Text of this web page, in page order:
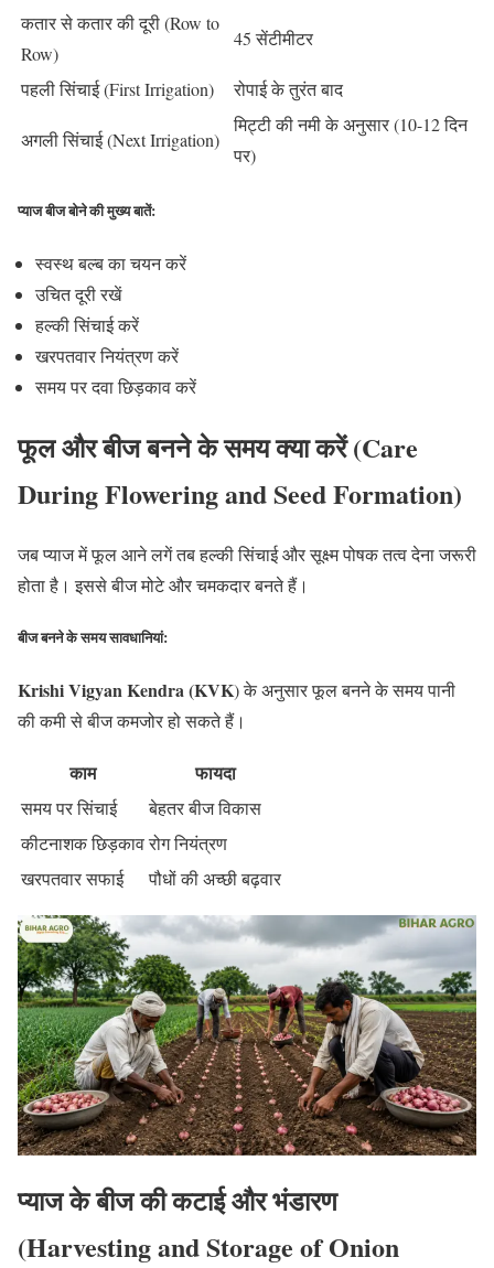
कतार से कतार की दूरी (Row to
Row)
45 सेंटीमीटर
पहली सिंचाई (First Irrigation) रोपाई के तुरंत बाद
अगली सिंचाई (Next Irrigation)
मिट्टी की नमी के अनुसार (10-12 दिन
पर)
प्याज बीज बोने की मुख्य बातें:
स्वस्थ बल्ब का चयन करें
उचित दूरी रखें
हल्की सिंचाई करें
खरपतवार नियंत्रण करें
समय पर दवा छिड़काव करें
फूल और बीज बनने के समय क्या करें (Care
During Flowering and Seed Formation)
जब प्याज में फूल आने लगें तब हल्की सिंचाई और सूक्ष्म पोषक तत्व देना जरूरी
होता है। इससे बीज मोटे और चमकदार बनते हैं।
बीज बनने के समय सावधानियां:
Krishi Vigyan Kendra (KVK) के अनुसार फूल बनने के समय पानी
की कमी से बीज कमजोर हो सकते हैं।
काम फायदा
समय पर सिंचाई
बेहतर बीज विकास
कीटनाशक छिड़कावरोग नियंत्रण
खरपतवार सफाई
पौधों की अच्छी बढ़वार
प्याज के बीज की कटाई और भंडारण
(Harvesting and Storage of Onion